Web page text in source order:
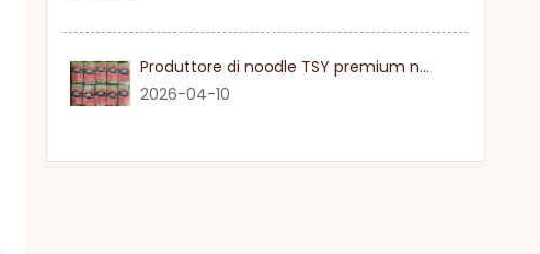
Produttore di noodle TSY premium nel Guangdong
2026-04-10